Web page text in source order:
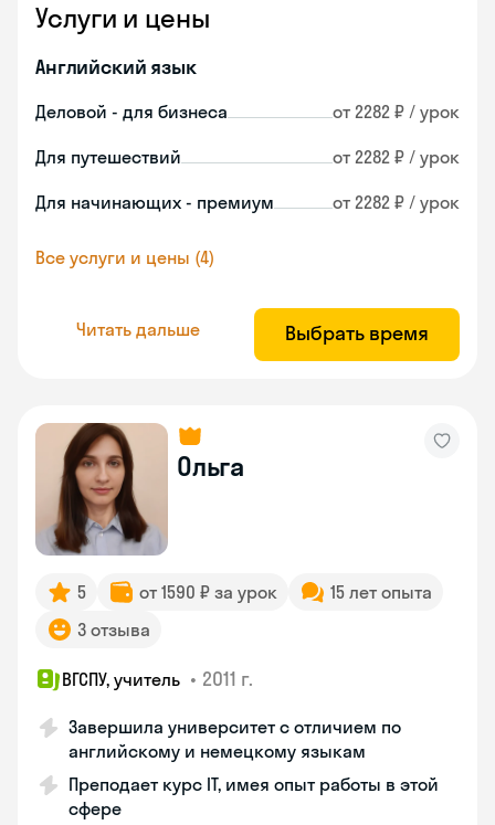
Услуги и цены
Английский язык
Деловой - для бизнеса от 2282 ₽ / урок
Для путешествий от 2282 ₽ / урок
Для начинающих - премиум от 2282 ₽ / урок
Все услуги и цены (4)
Читать дальше Выбрать время
Ольга
5 от 1590 ₽ за урок
15 лет опыта
3 отзыва
ВГСПУ, учитель • 2011 г.
Завершила университет с отличием по
английскому и немецкому языкам
Преподает курс IT, имея опыт работы в этой
сфере